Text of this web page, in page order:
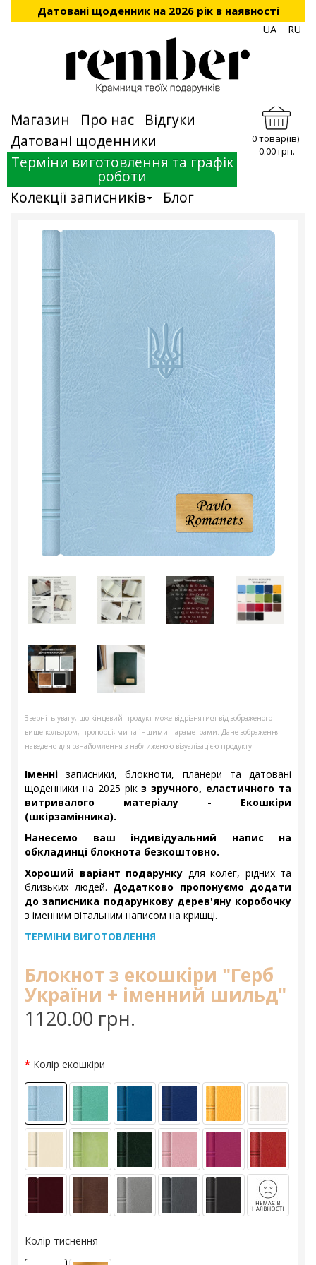
Датовані щоденник на 2026 рік в наявності
UA RU
Магазин Про нас
Відгуки
Датовані щоденники
Терміни виготовлення та графік
роботи
Колекції записників
Блог
0 товар(ів)
0.00 грн.
Зверніть увагу, що кінцевий продукт може відрізнятися від зображеного
вище кольором, пропорціями та іншими параметрами. Дане зображення
наведено для ознайомлення з наближеною візуалізацією продукту.
Іменні записники, блокноти, планери та датовані
щоденники на 2025 рікз зручного, еластичного та
витривалого матеріалу - Екошкіри
(шкірзамінника).
Нанесемо ваш індивідуальний напис на
обкладинці блокнота безкоштовно.
Хороший варіант подарунку для колег, рідних та
близьких людей. Додатково пропонуємо додати
до записника подарункову дерев'яну коробочку
з іменним вітальним написом на кришці.
ТЕРМІНИ ВИГОТОВЛЕННЯ
Блокнот з екошкіри "Герб
України + іменний шильд"
1120.00 грн.
Колір екошкіри
Колір тиснення